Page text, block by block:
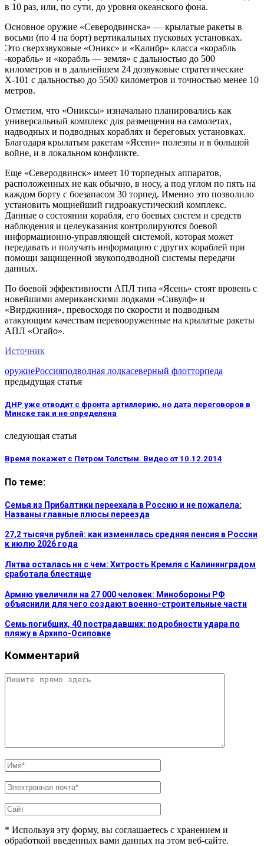
в 10 раз, или, по сути, до уровня океанского фона.
Основное оружие «Северодвинска» — крылатые ракеты в
восьми (по 4 на борт) вертикальных пусковых установках.
Это сверхзвуковые «Оникс» и «Калибр» класса «корабль
-корабль» и «корабль — земля» с дальностью до 500
километров и в дальнейшем 24 дозвуковые стратегические
Х-101 с дальностью до 5500 километров и точностью менее 10
метров.
Отметим, что «Ониксы» изначально планировались как
универсальный комплекс для размещения на самолетах,
надводных и подводных кораблях и береговых установках.
Благодаря крылатым ракетам «Ясени» полезны и в большой
войне, и в локальном конфликте.
Еще «Северодвинск» имеет 10 торпедных аппаратов,
расположенных не как обычно, в носу, а под углом по пять на
каждом борту с боезапасом 30 торпед. Именно это позволило
установить мощнейший гидроакустический комплекс.
Данные о состоянии корабля, его боевых систем и средств
наблюдения и целеуказания контролируются боевой
информационно-управляющей системой, которая может
передавать и получать информацию с других кораблей при
помощи защищенной звукоподводной системы передачи
данных.
По боевой эффективности АПЛ типа «Ясень» стоят вровень с
новейшими американскими лодками «Сивулф» и
«Вирджиния», превосходя по скорости и подводным
атакующим качествам перевооруженные на крылатые ракеты
АПЛ «Огайо».
Источник
оружиеРоссияподводная лодкасеверный флотторпеда
предыдущая статья
ДНР уже отводит с фронта артиллерию, но дата переговоров в
Минске так и не определена
следующая статья
Время покажет с Петром Толстым. Видео от 10.12.2014
По теме:
Семья из Прибалтики переехала в Россию и не пожалела:
Названы главные плюсы переезда
27,2 тысячи рублей: как изменилась средняя пенсия в России
к июлю 2026 года
Литва осталась ни с чем: Хитрость Кремля с Калининградом
сработала блестяще
Армию увеличили на 27 000 человек: Минобороны РФ
объяснили для чего создают военно-строительные части
Семь погибших, 40 пострадавших: подробности удара по
пляжу в Архипо-Осиповке
Комментарий
* Используя эту форму, вы соглашаетесь с хранением и
обработкой введенных вами данных на этом веб-сайте.